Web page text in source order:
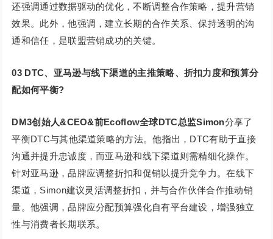
还强调通过数据驱动的优化，不断调整合作策略，提升营销
效果。此外，他强调，建立长期的合作关系、保持透明的沟
通和信任，是联盟营销成功的关键。
03 DTC、亚马逊与线下渠道的主推策略、折扣力度和预算分
配如何平衡?
DM3创始人&CEO&前Ecoflow全球DTC总监Simon分享了
平衡DTC与其他渠道策略的方法。他指出，DTC有助于直接
沟通并提升忠诚度，而亚马逊和线下渠道则需精细化操作。
针对亚马逊，品牌应调整折扣和促销以提升竞争力。在线下
渠道，Simon建议灵活调整折扣，并与合作伙伴合作推动销
量。他强调，品牌应分配预算强化自有平台建设，增强独立
性与消费者长期联系。